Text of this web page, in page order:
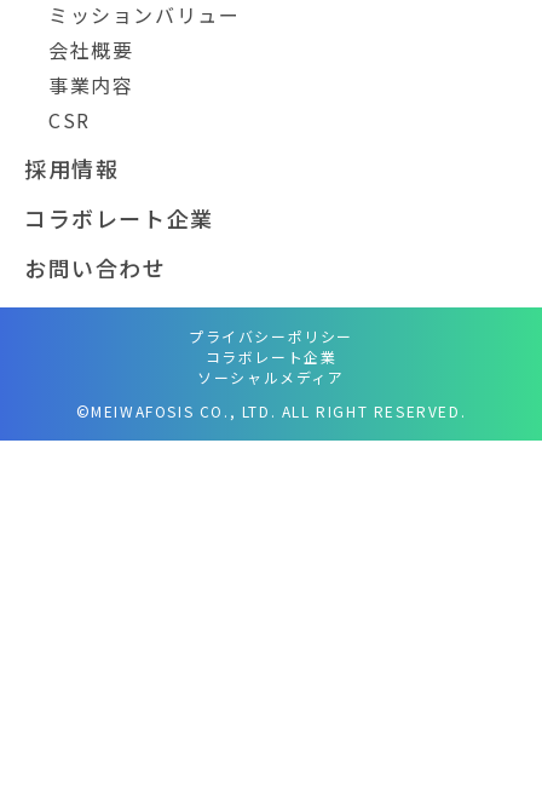
ミッションバリュー
会社概要
事業内容
CSR
採用情報
コラボレート企業
お問い合わせ
プライバシーポリシー
コラボレート企業
ソーシャルメディア
©MEIWAFOSIS CO., LTD. ALL RIGHT RESERVED.